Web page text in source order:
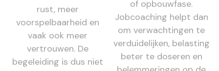
rust, meer
voorspelbaarheid en
vaak ook meer
vertrouwen. De
begeleiding is dus niet
of opbouwfase.
Jobcoaching helpt dan
om verwachtingen te
verduidelijken, belasting
beter te doseren en